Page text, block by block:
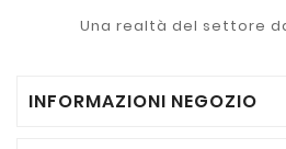
Una realtà del settore
INFORMAZIONI NEGOZIO